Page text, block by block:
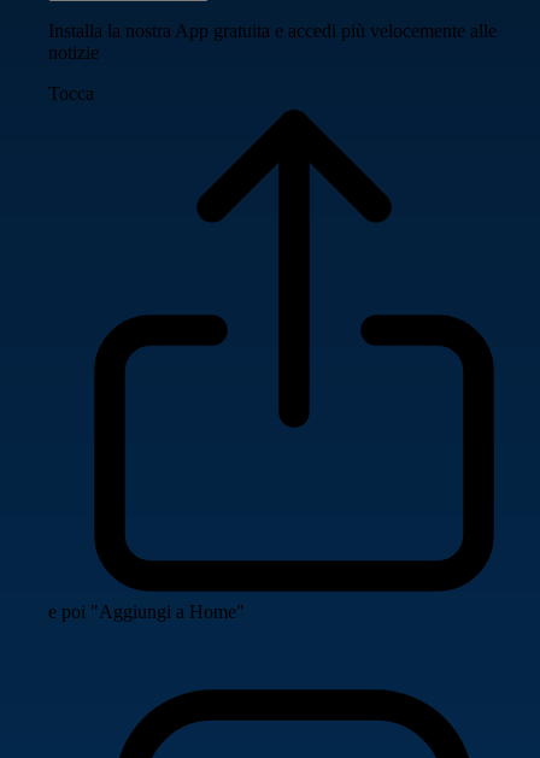
Installa la nostra App gratuita e accedi più velocemente alle
notizie
Tocca
e poi "Aggiungi a Home"